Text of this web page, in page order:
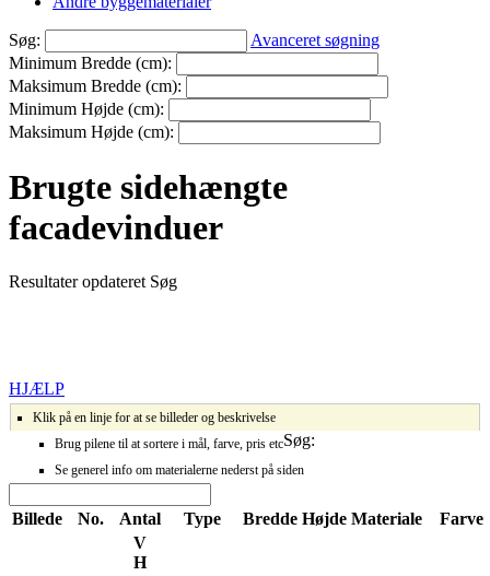
Søg:
Avanceret søgning
Minimum Bredde (cm):
Maksimum Bredde (cm):
Minimum Højde (cm):
Maksimum Højde (cm):
Brugte sidehængte
facadevinduer
Resultater opdateret Søg
HJÆLP
Klik på en linje for at se billeder og beskrivelse
Brug pilene til at sortere i mål, farve, pris etc
Se generel info om materialerne nederst på siden
Søg:
Billede No. Antal Type Bredde Højde Materiale
Farve
V
H